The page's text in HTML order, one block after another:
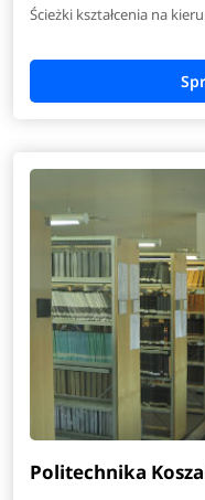
Ścieżki kształcenia na
Politechnika